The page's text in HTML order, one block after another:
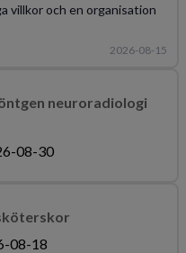
villkor och en organisation
2026-08-15
neuroradiologi
08-30
08-18